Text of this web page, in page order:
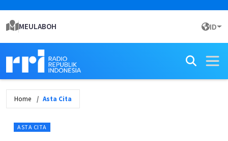
MEULABOH ID
Home Asta Cita
ASTA CITA